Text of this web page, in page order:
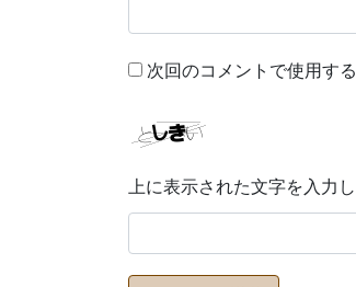
次回のコメントで使用す
上に表示された文字を入力